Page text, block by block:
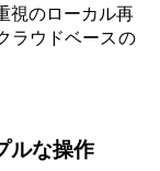
視のローカル再
ラウドベースの
ルな操作